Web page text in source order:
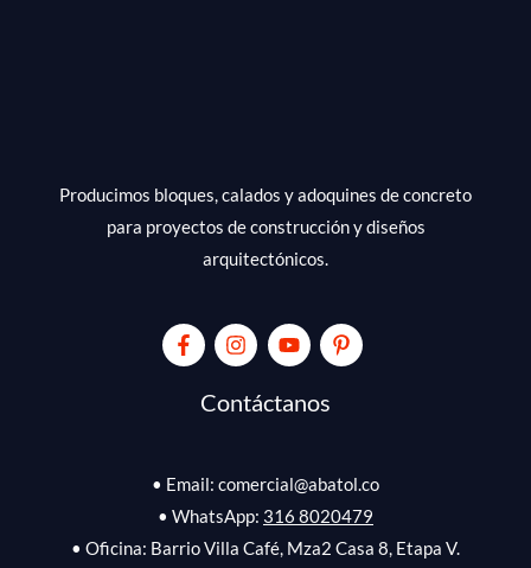
Producimos bloques, calados y adoquines de concreto
para proyectos de construcción y diseños
arquitectónicos.
Contáctanos
• Email: comercial@abatol.co
• WhatsApp: 316 8020479
• Oficina: Barrio Villa Café, Mza2 Casa 8, Etapa V.